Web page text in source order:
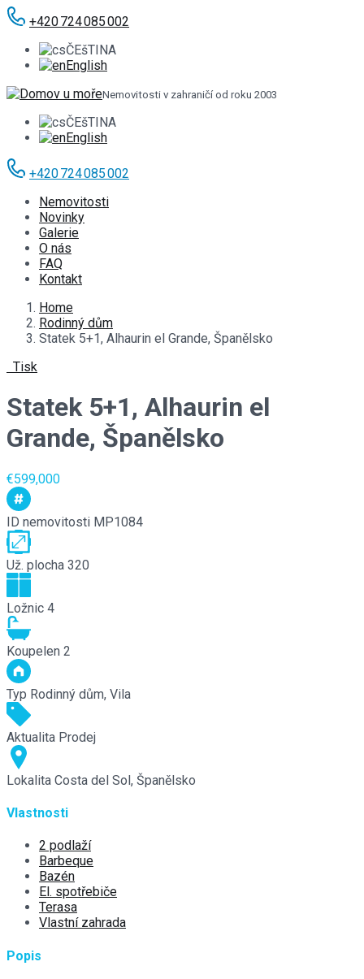
+420 724 085 002
ČEšTINA
English
Nemovitosti v zahraničí od roku 2003
ČEšTINA
English
+420 724 085 002
Nemovitosti
Novinky
Galerie
O nás
FAQ
Kontakt
Home
Rodinný dům
Statek 5+1, Alhaurin el Grande, Španělsko
Tisk
Statek 5+1, Alhaurin el
Grande, Španělsko
€599,000
ID nemovitosti MP1084
Už. plocha 320
Ložnic 4
Koupelen 2
Typ Rodinný dům, Vila
Aktualita Prodej
Lokalita Costa del Sol, Španělsko
Vlastnosti
2 podlaží
Barbeque
Bazén
El. spotřebiče
Terasa
Vlastní zahrada
Popis